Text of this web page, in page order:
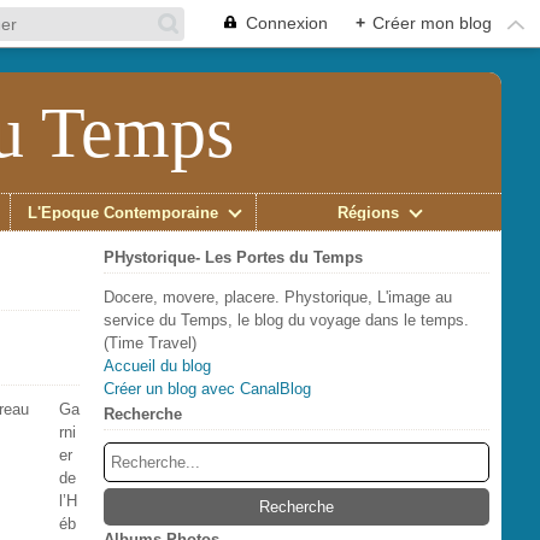
Connexion + Créer mon blog
Temps
L'Époque Contemporaine Régions
Ga
rni
er
de
l’H
éb
PHystorique- Les Portes du Temps
Docere, movere, placere. Phystorique, L'image au
service du Temps, le blog du voyage dans le temps.
(Time Travel)
Accueil du blog
Créer un blog avec CanalBlog
Recherche